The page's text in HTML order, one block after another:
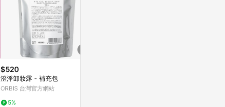
$520
澄淨卸妝露 - 補充包
ORBIS 台灣官方網站
5%